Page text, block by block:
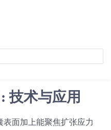
技术与应用
面加上能聚焦扩张应力